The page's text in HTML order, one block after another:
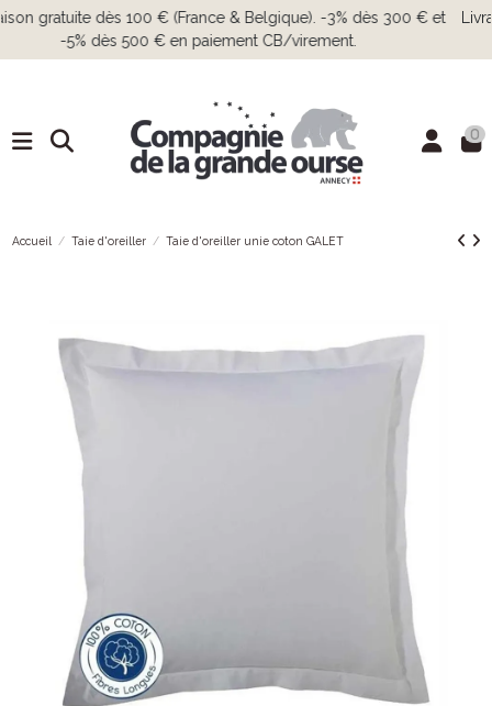
Livraison gratuite dès 100 € (France & Belgique). -3% dès 300 € et
-5% dès 500 € en paiement CB/virement.
0
Accueil Taie d'oreiller Taie d'oreiller unie coton GALET